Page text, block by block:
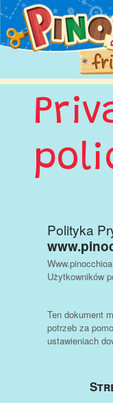
Main
Polityka
Użytkowników
Ten dokument
potrzeb za
ustawieniach